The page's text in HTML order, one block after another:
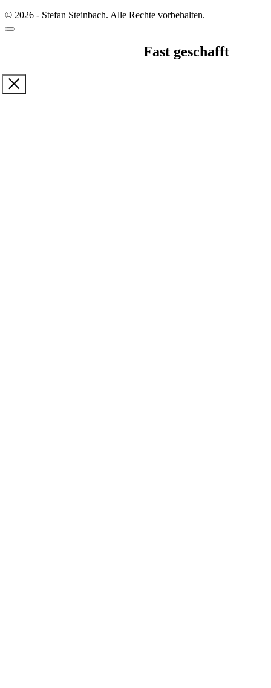
© 2026 - Stefan Steinbach. Alle Rechte vorbehalten.
Fast geschafft